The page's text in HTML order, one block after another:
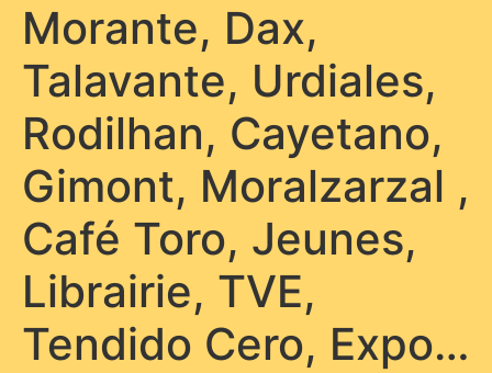
Morante, Dax,
Talavante, Urdiales,
Rodilhan, Cayetano,
Gimont, Moralzarzal ,
Café Toro, Jeunes,
Librairie, TVE,
Tendido Cero, Expo…